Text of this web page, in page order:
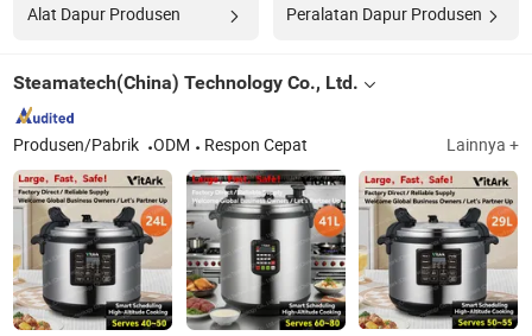
Alat Dapur Produsen Peralatan Dapur Produsen
Steamatech(China) Technology Co., Ltd.
Produsen/Pabrik ODM Respon Cepat Lainnya +